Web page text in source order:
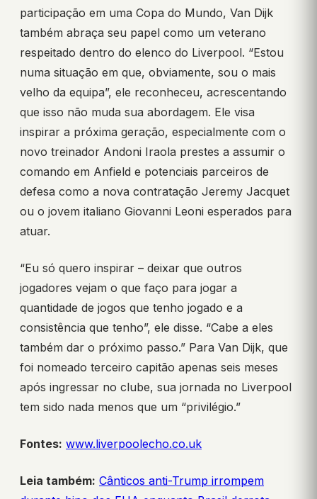
participação em uma Copa do Mundo, Van Dijk
também abraça seu papel como um veterano
respeitado dentro do elenco do Liverpool. “Estou
numa situação em que, obviamente, sou o mais
velho da equipa”, ele reconheceu, acrescentando
que isso não muda sua abordagem. Ele visa
inspirar a próxima geração, especialmente com o
novo treinador Andoni Iraola prestes a assumir o
comando em Anfield e potenciais parceiros de
defesa como a nova contratação Jeremy Jacquet
ou o jovem italiano Giovanni Leoni esperados para
atuar.
“Eu só quero inspirar – deixar que outros
jogadores vejam o que faço para jogar a
quantidade de jogos que tenho jogado e a
consistência que tenho”, ele disse. “Cabe a eles
também dar o próximo passo.” Para Van Dijk, que
foi nomeado terceiro capitão apenas seis meses
após ingressar no clube, sua jornada no Liverpool
tem sido nada menos que um “privilégio.”
Fontes: www.liverpoolecho.co.uk
Leia também: Cânticos anti-Trump irrompem